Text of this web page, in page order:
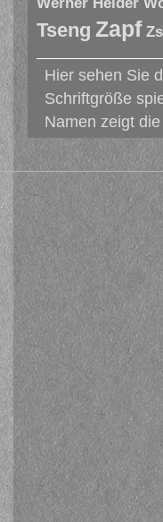
Werner Heider
Tseng Zapf
Hier sehen Sie
Schriftgröße
Namen zeigt